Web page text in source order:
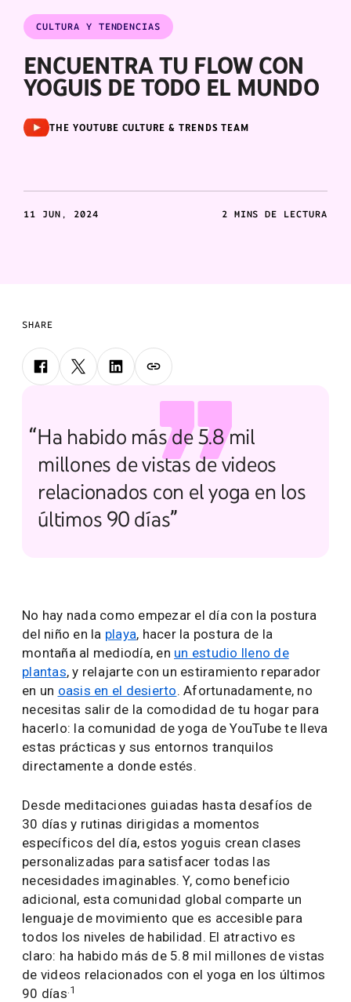
CULTURA Y TENDENCIAS
ENCUENTRA TU FLOW CON
YOGUIS DE TODO EL MUNDO
THE YOUTUBE CULTURE & TRENDS TEAM
11 JUN, 2024 2 MINS DE LECTURA
SHARE
“Ha habido más de 5.8 mil
millones de vistas de videos
relacionados con el yoga en los
últimos 90 días”
No hay nada como empezar el día con la postura
del niño en la playa, hacer la postura de la
montaña al mediodía, en un estudio lleno de
plantas, y relajarte con un estiramiento reparador
en un oasis en el desierto. Afortunadamente, no
necesitas salir de la comodidad de tu hogar para
hacerlo: la comunidad de yoga de YouTube te lleva
estas prácticas y sus entornos tranquilos
directamente a donde estés.
Desde meditaciones guiadas hasta desafíos de
30 días y rutinas dirigidas a momentos
específicos del día, estos yoguis crean clases
personalizadas para satisfacer todas las
necesidades imaginables. Y, como beneficio
adicional, esta comunidad global comparte un
lenguaje de movimiento que es accesible para
todos los niveles de habilidad. El atractivo es
claro: ha habido más de 5.8 mil millones de vistas
de videos relacionados con el yoga en los últimos
90 días .1